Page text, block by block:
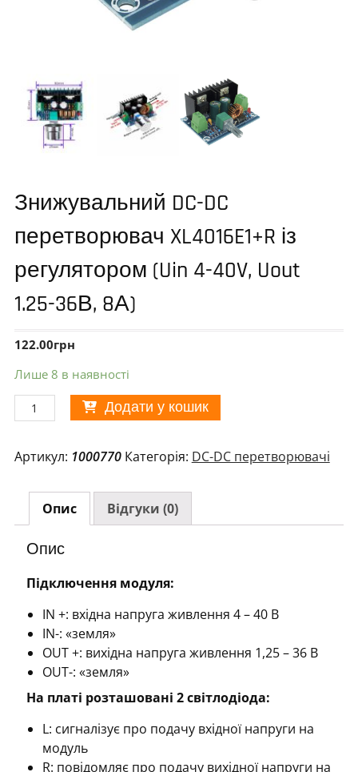
Знижувальний DC-DC
перетворювач XL4016E1+R із
регулятором (Uin 4-40V, Uout
1.25-36В, 8А)
122.00грн
Лише 8 в наявності
Знижувальний
DC-
перетворювач
регулятором
40V,
Uout
1.25-
36В,
8А)
кількість
Додати у кошик
Артикул: 1000770 Категорія: DC-DC перетворювачі
Опис Відгуки (0)
Опис
Підключення модуля:
IN +: вхідна напруга живлення 4 – 40 В
IN-: «земля»
OUT +: вихідна напруга живлення 1,25 – 36 В
OUT-: «земля»
На платі розташовані 2 світлодіода:
L: сигналізує про подачу вхідної напруги на
модуль
R: повідомляє про подачу вихідної напруги на